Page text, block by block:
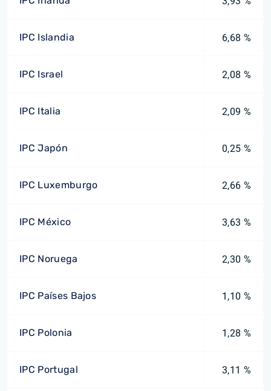
IPC Islandia 6,68 %
IPC Israel 2,08 %
IPC Italia 2,09 %
IPC Japón 0,25 %
IPC Luxemburgo 2,66 %
IPC México 3,63 %
IPC Noruega 2,30 %
IPC Países Bajos 1,10 %
IPC Polonia 1,28 %
IPC Portugal 3,11 %